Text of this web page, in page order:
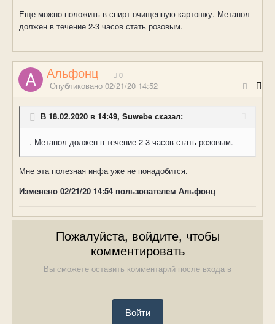
Еще можно положить в спирт очищенную картошку. Метанол
должен в течение 2-3 часов стать розовым.
Альфонц 0
Опубликовано 02/21/20 14:52
В 18.02.2020 в 14:49, Suwebe сказал:
. Метанол должен в течение 2-3 часов стать розовым.
Мне эта полезная инфа уже не понадобится.
Изменено 02/21/20 14:54 пользователем Альфонц
Пожалуйста, войдите, чтобы
комментировать
Вы сможете оставить комментарий после входа в
Войти